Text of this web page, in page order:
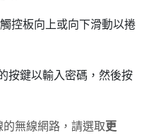
控板向上或向下滑動以捲
按鍵以輸入密碼，然後按
無線網路，請選取更